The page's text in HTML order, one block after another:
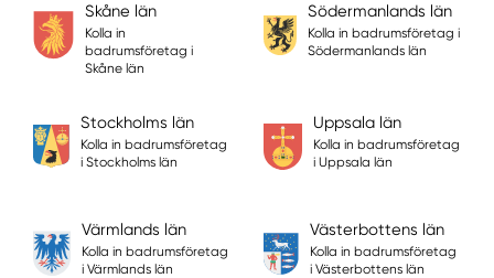
Skåne län
Kolla in
badrumsföretag i
Skåne län
Södermanlands län
Kolla in badrumsföretag i
Södermanlands län
Stockholms län
Kolla in badrumsföretag
i Stockholms län
Uppsala län
Kolla in badrumsföretag
i Uppsala län
Värmlands län
Kolla in badrumsföretag
i Värmlands län
Västerbottens län
Kolla in badrumsföretag
i Västerbottens län